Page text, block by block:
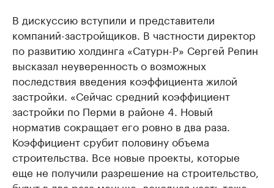
В дискуссию вступили и представители
компаний-застройщиков. В частности директор
по развитию холдинга «Сатурн-Р» Сергей Репин
высказал неуверенность о возможных
последствия введения коэффициента жилой
застройки. «Сейчас средний коэффициент
застройки по Перми в районе 4. Новый
норматив сокращает его ровно в два раза.
Коэффициент срубит половину объема
строительства. Все новые проекты, которые
еще не получили разрешение на строительство,